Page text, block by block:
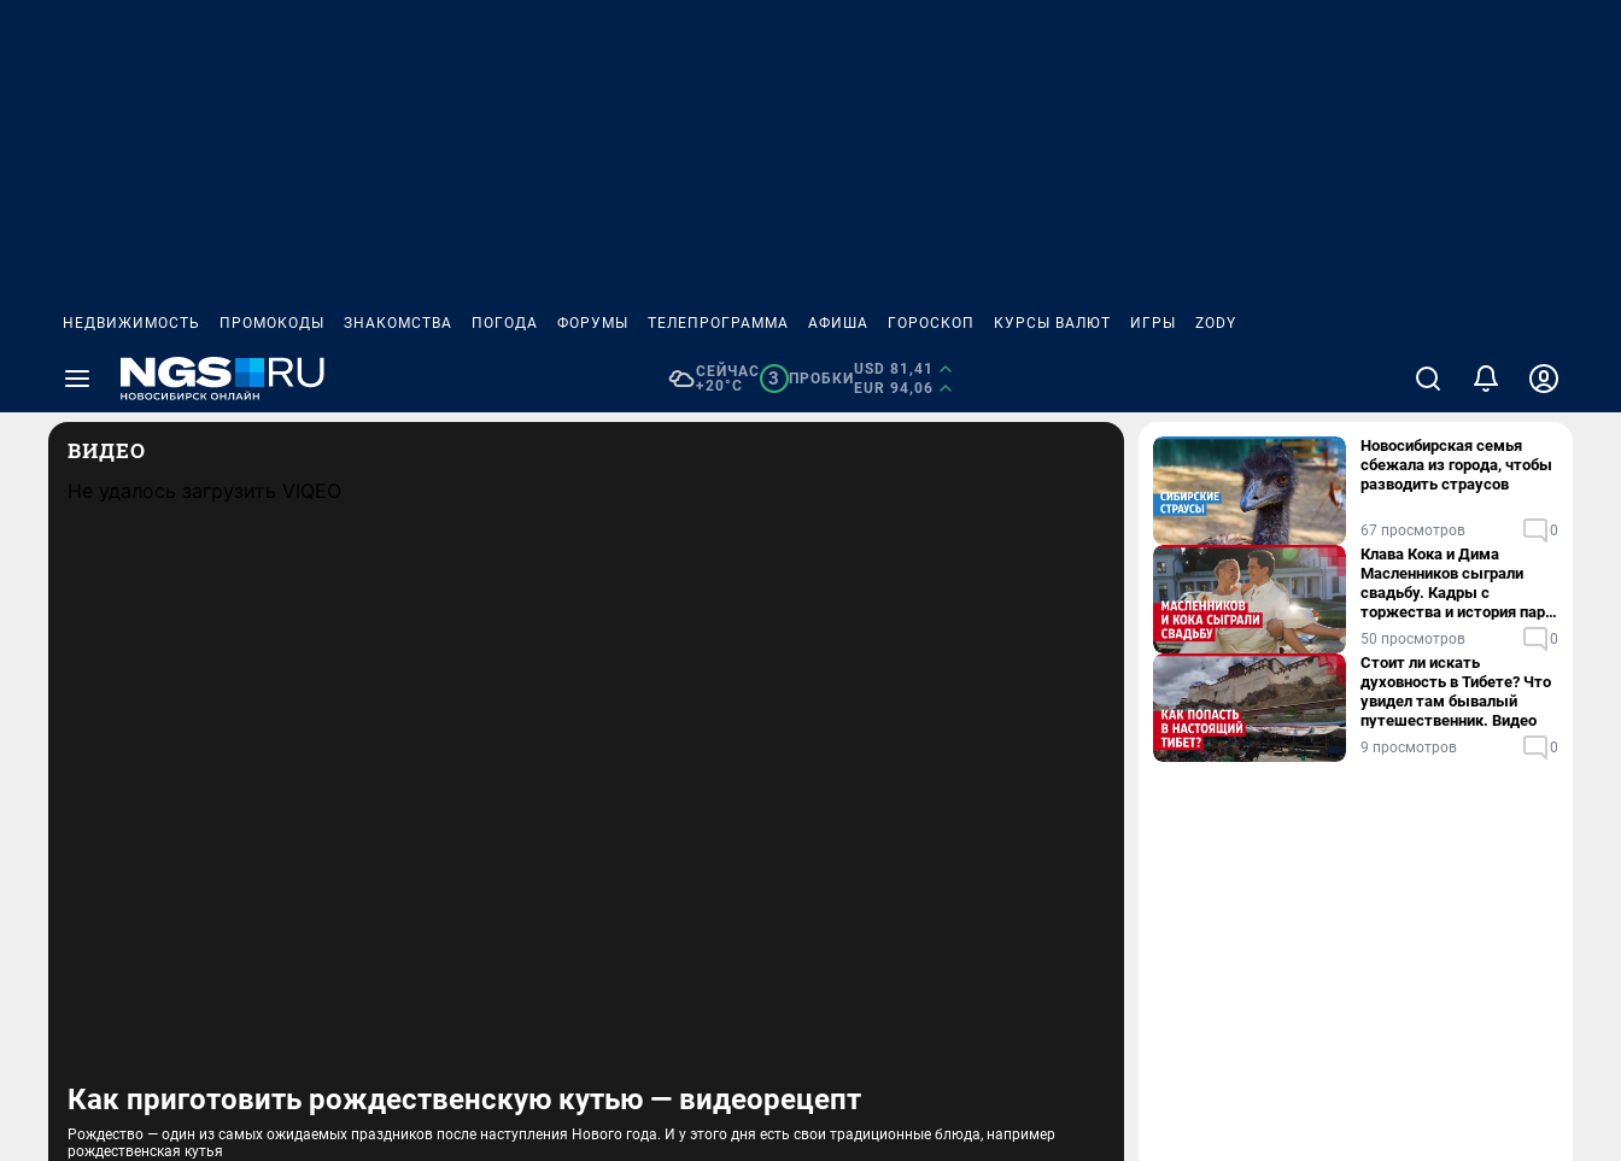
НЕДВИЖИМОСТЬ ПРОМОКОДЫ ЗНАКОМСТВА ПОГОДА ФОРУМЫ ТЕЛЕПРОГРАММА АФИША ГОРОСКОП КУРСЫ ВАЛЮТ ИГРЫ ZODY
СЕЙЧАС
+20°C
3 ПРОБКИ
USD 81,41
EUR 94,06
ВИДЕО
Не удалось загрузить VIQEO
Как приготовить рождественскую кутью — видеорецепт
Рождество — один из самых ожидаемых праздников после наступления Нового года. И у этого дня есть свои традиционные блюда, например
рождественская кутья
Новосибирская семья
сбежала из города, чтобы
разводить страусов
67 просмотров 0
Клава Кока и Дима
Масленников сыграли
свадьбу. Кадры с
торжества и история пары
— в видео
50 просмотров 0
Стоит ли искать
духовность в Тибете? Что
увидел там бывалый
путешественник. Видео
9 просмотров 0